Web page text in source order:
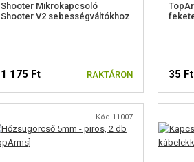
Shooter Mikrokapcsoló
Shooter V2 sebességváltókhoz
1 175 Ft RAKTÁRON 35 Ft
Kód 11007